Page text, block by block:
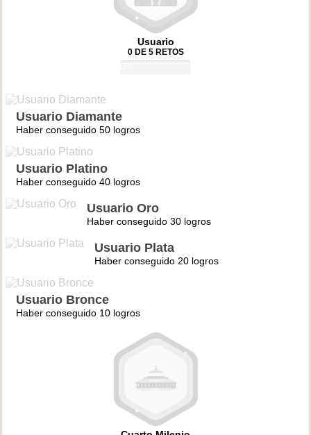
Usuario
0 DE 5 RETOS
Usuario Diamante
Haber conseguido 50 logros
Usuario Platino
Haber conseguido 40 logros
Usuario Oro
Haber conseguido 30 logros
Usuario Plata
Haber conseguido 20 logros
Usuario Bronce
Haber conseguido 10 logros